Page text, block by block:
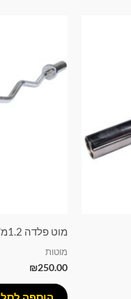
מוט פלדה 1.2מ' W
מוטות
₪250.00